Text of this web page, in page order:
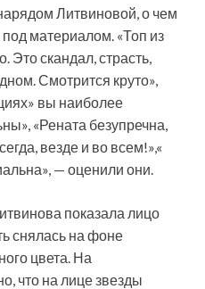
Литвиновой, о чем
материалом. «Топ из
Это скандал, страсть,
Смотрится круто»,
вы наиболее
«Рената безупречна,
везде и во всем!»,«
— оценили они.
показала лицо
снялась на фоне
цвета. На
что на лице звезды